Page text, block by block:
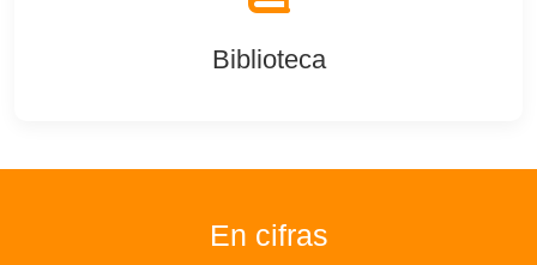
Biblioteca
En cifras